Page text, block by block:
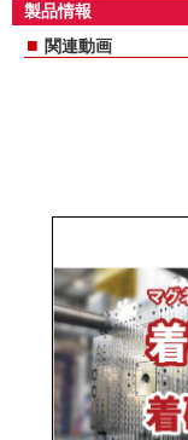
製品情報
■ 関連動画